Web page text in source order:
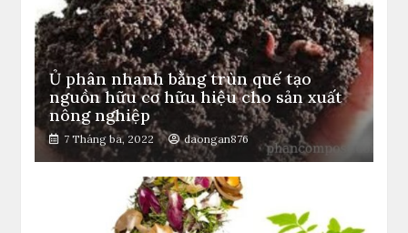
Ủ phân nhanh bằng trùn quế tạo
nguồn hữu cơ hữu hiệu cho sản xuất
nông nghiệp
7 Tháng ba, 2022 daongan876